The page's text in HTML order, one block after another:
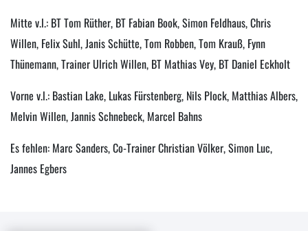
Mitte v.l.: BT Tom Rüther, BT Fabian Book, Simon Feldhaus, Chris
Willen, Felix Suhl, Janis Schütte, Tom Robben, Tom Krauß, Fynn
Thünemann, Trainer Ulrich Willen, BT Mathias Vey, BT Daniel Eckholt
Vorne v.l.: Bastian Lake, Lukas Fürstenberg, Nils Plock, Matthias Albers,
Melvin Willen, Jannis Schnebeck, Marcel Bahns
Es fehlen: Marc Sanders, Co-Trainer Christian Völker, Simon Luc,
Jannes Egbers